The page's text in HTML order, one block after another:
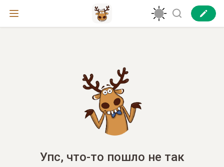
Упс, что-то пошло не так